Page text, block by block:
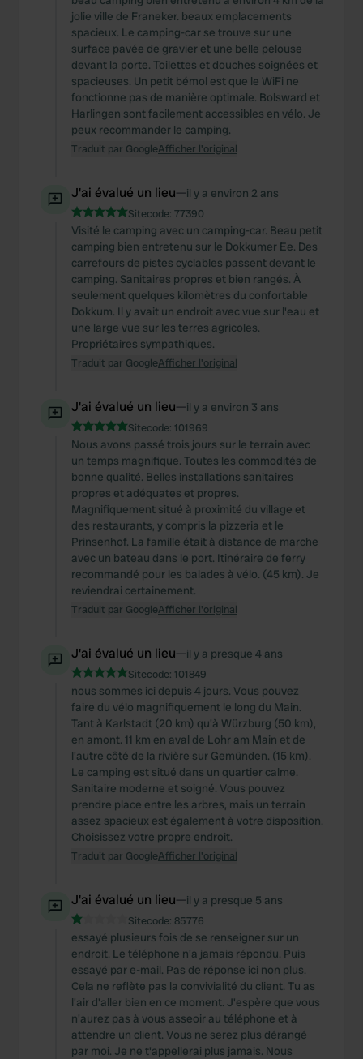
jolie ville de Franeker. beaux emplacements
spacieux. Le camping-car se trouve sur une
surface pavée de gravier et une belle pelouse
devant la porte. Toilettes et douches soignées et
spacieuses. Un petit bémol est que le WiFi ne
fonctionne pas de manière optimale. Bolsward et
Harlingen sont facilement accessibles en vélo. Je
peux recommander le camping.
Traduit par GoogleAfficher l'original
J'ai évalué un lieu—il y a environ 2 ans
Sitecode: 77390
Visité le camping avec un camping-car. Beau petit
camping bien entretenu sur le Dokkumer Ee. Des
carrefours de pistes cyclables passent devant le
camping. Sanitaires propres et bien rangés. À
seulement quelques kilomètres du confortable
Dokkum. Il y avait un endroit avec vue sur l'eau et
une large vue sur les terres agricoles.
Propriétaires sympathiques.
Traduit par GoogleAfficher l'original
J'ai évalué un lieu—il y a environ 3 ans
Sitecode: 101969
Nous avons passé trois jours sur le terrain avec
un temps magnifique. Toutes les commodités de
bonne qualité. Belles installations sanitaires
propres et adéquates et propres.
Magnifiquement situé à proximité du village et
des restaurants, y compris la pizzeria et le
Prinsenhof. La famille était à distance de marche
avec un bateau dans le port. Itinéraire de ferry
recommandé pour les balades à vélo. (45 km). Je
reviendrai certainement.
Traduit par GoogleAfficher l'original
J'ai évalué un lieu—il y a presque 4 ans
Sitecode: 101849
nous sommes ici depuis 4 jours. Vous pouvez
faire du vélo magnifiquement le long du Main.
Tant à Karlstadt (20 km) qu'à Würzburg (50 km),
en amont. 11 km en aval de Lohr am Main et de
l'autre côté de la rivière sur Gemünden. (15 km).
Le camping est situé dans un quartier calme.
Sanitaire moderne et soigné. Vous pouvez
prendre place entre les arbres, mais un terrain
assez spacieux est également à votre disposition.
Choisissez votre propre endroit.
Traduit par GoogleAfficher l'original
J'ai évalué un lieu—il y a presque 5 ans
Sitecode: 85776
essayé plusieurs fois de se renseigner sur un
endroit. Le téléphone n'a jamais répondu. Puis
essayé par e-mail. Pas de réponse ici non plus.
Cela ne reflète pas la convivialité du client. Tu as
l'air d'aller bien en ce moment. J'espère que vous
n'aurez pas à vous asseoir au téléphone et à
attendre un client. Vous ne serez plus dérangé
par moi. Je ne t'appellerai plus jamais. Nous